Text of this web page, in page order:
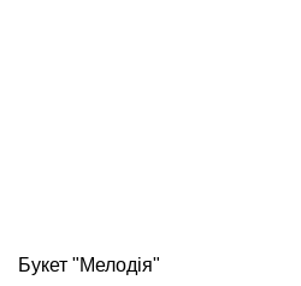
Букет "Мелодія"